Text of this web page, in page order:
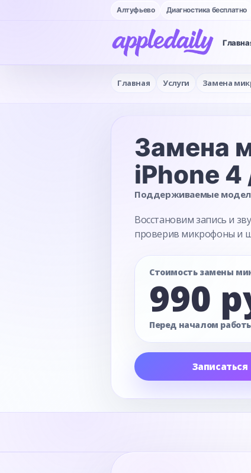
Алтуфьево Диагностика бесплатно
Главная Услуги Замена
Замена
iPhone 4
Поддерживаемые
Восстановим запись и
проверив микрофоны и
Стоимость замены
990
Перед началом
Записаться